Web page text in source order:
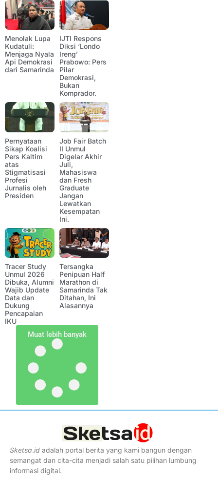
Menolak Lupa
Kudatuli:
Menjaga Nyala
Api Demokrasi
dari Samarinda
IJTI Respons
Diksi ‘Londo
Ireng’
Prabowo: Pers
Pilar
Demokrasi,
Bukan
Komprador.
Pernyataan
Sikap Koalisi
Pers Kaltim
atas
Stigmatisasi
Profesi
Jurnalis oleh
Presiden
Job Fair Batch
II Unmul
Digelar Akhir
Juli,
Mahasiswa
dan Fresh
Graduate
Jangan
Lewatkan
Kesempatan
Ini.
Tracer Study
Unmul 2026
Dibuka, Alumni
Wajib Update
Data dan
Dukung
Pencapaian
IKU
Tersangka
Penipuan Half
Marathon di
Samarinda Tak
Ditahan, Ini
Alasannya
Muat lebih banyak
Sketsa.id adalah portal berita yang kami bangun dengan
semangat dan cita-cita menjadi salah satu pilihan lumbung
informasi digital.